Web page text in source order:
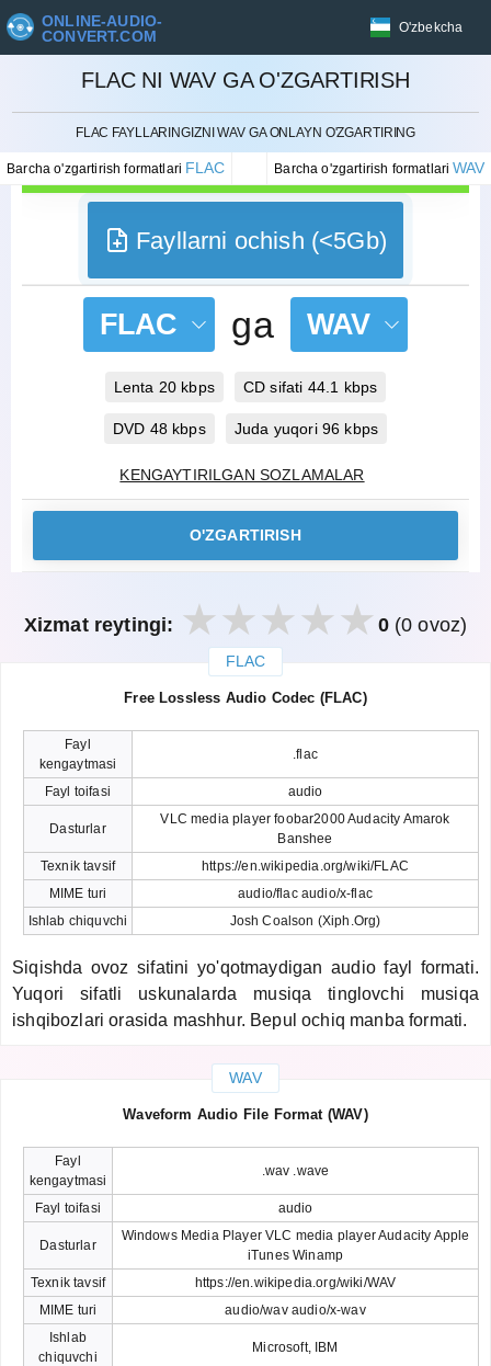
ONLINE-AUDIO-
CONVERT.COM
O'zbekcha
FLAC NI WAV GA O'ZGARTIRISH
FLAC FAYLLARINGIZNI WAV GA ONLAYN O'ZGARTIRING
Barcha o'zgartirish formatlari FLAC Barcha o'zgartirish formatlariWAV
BEKOR QILISH
Fayllarni ochish (<5Gb)
FLAC ga WAV
Lenta 20 kbps CD sifati 44.1 kbps
DVD 48 kbps Juda yuqori 96 kbps
KENGAYTIRILGAN SOZLAMALAR
O'ZGARTIRISH
Xizmat reytingi: 0(0 ovoz)
FLAC
Free Lossless Audio Codec (FLAC)
Fayl
kengaytmasi
.flac
Fayl toifasi audio
Dasturlar
VLC media player foobar2000 Audacity Amarok
Banshee
Texnik tavsif
https://en.wikipedia.org/wiki/FLAC
MIME turi
audio/flac audio/x-flac
Ishlab chiquvchi
Josh Coalson (Xiph.Org)
Siqishda ovoz sifatini yo'qotmaydigan audio fayl formati.
Yuqori sifatli uskunalarda musiqa tinglovchi musiqa
ishqibozlari orasida mashhur. Bepul ochiq manba formati.
WAV
Waveform Audio File Format (WAV)
Fayl
kengaytmasi
.wav .wave
Fayl toifasi audio
Dasturlar
Windows Media Player VLC media player Audacity Apple
iTunes Winamp
Texnik tavsif
https://en.wikipedia.org/wiki/WAV
MIME turi
audio/wav audio/x-wav
Ishlab
chiquvchi
Microsoft, IBM